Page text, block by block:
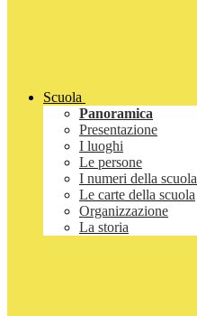
Scuola
Panoramica
Presentazione
I luoghi
Le persone
I numeri della scuola
Le carte della scuola
Organizzazione
La storia